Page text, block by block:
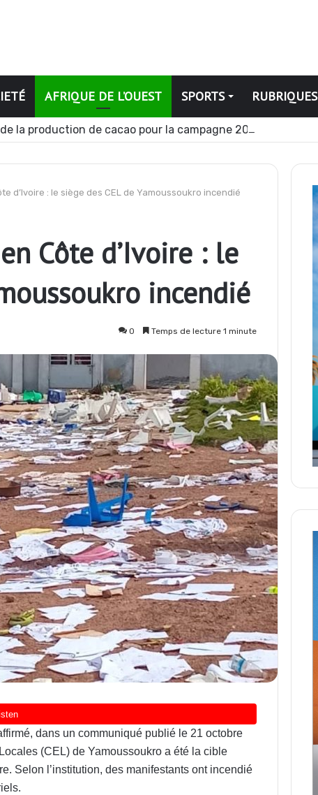
AFRIQUE DE L’OUEST SPORTS RUBRIQUES
la production de cacao pour la campagne 2026-2027
d’Ivoire : le siège des CEL de Yamoussoukro incendié
Côte d’Ivoire : le
incendié
0 Temps de lecture 1 minute
dans un communiqué publié le 21 octobre
(CEL) de Yamoussoukro a été la cible
Selon l’institution, des manifestants ont incendié